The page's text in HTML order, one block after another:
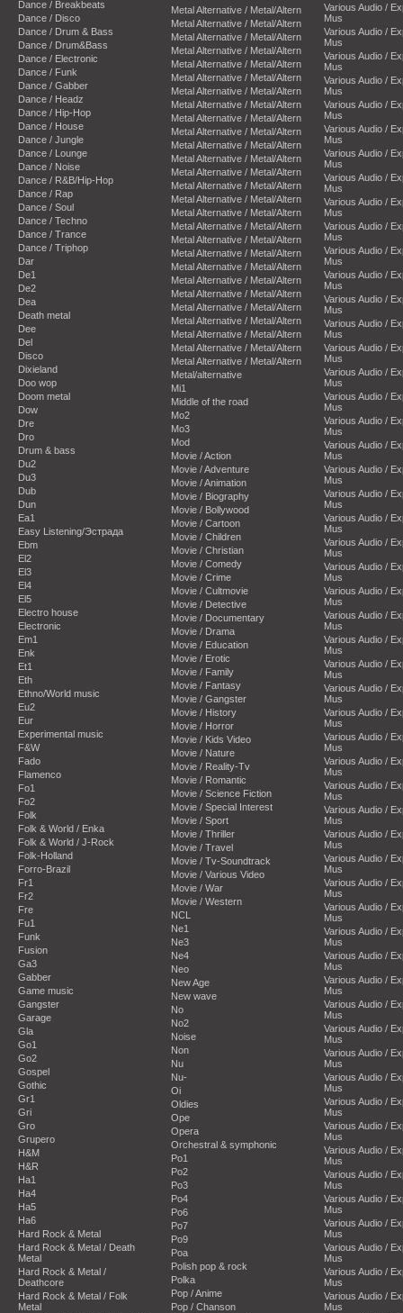
Dance / Breakbeats
Dance / Disco
Dance / Drum & Bass
Dance / Drum&Bass
Dance / Electronic
Dance / Funk
Dance / Gabber
Dance / Headz
Dance / Hip-Hop
Dance / House
Dance / Jungle
Dance / Lounge
Dance / Noise
Dance / R&B/Hip-Hop
Dance / Rap
Dance / Soul
Dance / Techno
Dance / Trance
Dance / Triphop
Dar
De1
De2
Dea
Death metal
Dee
Del
Disco
Dixieland
Doo wop
Doom metal
Dow
Dre
Dro
Drum & bass
Du2
Du3
Dub
Dun
Ea1
Easy Listening/Эстрада
Ebm
El2
El3
El4
El5
Electro house
Electronic
Em1
Enk
Et1
Eth
Ethno/World music
Eu2
Eur
Experimental music
F&W
Fado
Flamenco
Fo1
Fo2
Folk
Folk & World / Enka
Folk & World / J-Rock
Folk-Holland
Forro-Brazil
Fr1
Fr2
Fre
Fu1
Funk
Fusion
Ga3
Gabber
Game music
Gangster
Garage
Gla
Go1
Go2
Gospel
Gothic
Gr1
Gri
Gro
Grupero
H&M
H&R
Ha1
Ha4
Ha5
Ha6
Hard Rock & Metal
Hard Rock & Metal / Death
Metal
Hard Rock & Metal /
Deathcore
Hard Rock & Metal / Folk
Metal
Metal Alternative / Metal/Altern
Metal Alternative / Metal/Altern
Metal Alternative / Metal/Altern
Metal Alternative / Metal/Altern
Metal Alternative / Metal/Altern
Metal Alternative / Metal/Altern
Metal Alternative / Metal/Altern
Metal Alternative / Metal/Altern
Metal Alternative / Metal/Altern
Metal Alternative / Metal/Altern
Metal Alternative / Metal/Altern
Metal Alternative / Metal/Altern
Metal Alternative / Metal/Altern
Metal Alternative / Metal/Altern
Metal Alternative / Metal/Altern
Metal Alternative / Metal/Altern
Metal Alternative / Metal/Altern
Metal Alternative / Metal/Altern
Metal Alternative / Metal/Altern
Metal Alternative / Metal/Altern
Metal Alternative / Metal/Altern
Metal Alternative / Metal/Altern
Metal Alternative / Metal/Altern
Metal Alternative / Metal/Altern
Metal Alternative / Metal/Altern
Metal Alternative / Metal/Altern
Metal Alternative / Metal/Altern
Metal/alternative
Mi1
Middle of the road
Mo2
Mo3
Mod
Movie / Action
Movie / Adventure
Movie / Animation
Movie / Biography
Movie / Bollywood
Movie / Cartoon
Movie / Children
Movie / Christian
Movie / Comedy
Movie / Crime
Movie / Cultmovie
Movie / Detective
Movie / Documentary
Movie / Drama
Movie / Education
Movie / Erotic
Movie / Family
Movie / Fantasy
Movie / Gangster
Movie / History
Movie / Horror
Movie / Kids Video
Movie / Nature
Movie / Reality-Tv
Movie / Romantic
Movie / Science Fiction
Movie / Special Interest
Movie / Sport
Movie / Thriller
Movie / Travel
Movie / Tv-Soundtrack
Movie / Various Video
Movie / War
Movie / Western
NCL
Ne1
Ne3
Ne4
Neo
New Age
New wave
No
No2
Noise
Non
Nu
Nu-
Oi
Oldies
Ope
Opera
Orchestral & symphonic
Po1
Po2
Po3
Po4
Po6
Po7
Po9
Poa
Polish pop & rock
Polka
Pop / Anime
Pop / Chanson
Various Audio /
Mus
Various Audio /
Mus
Various Audio /
Mus
Various Audio /
Mus
Various Audio /
Mus
Various Audio /
Mus
Various Audio /
Mus
Various Audio /
Mus
Various Audio /
Mus
Various Audio /
Mus
Various Audio /
Mus
Various Audio /
Mus
Various Audio /
Mus
Various Audio /
Mus
Various Audio /
Mus
Various Audio /
Mus
Various Audio /
Mus
Various Audio /
Mus
Various Audio /
Mus
Various Audio /
Mus
Various Audio /
Mus
Various Audio /
Mus
Various Audio /
Mus
Various Audio /
Mus
Various Audio /
Mus
Various Audio /
Mus
Various Audio /
Mus
Various Audio /
Mus
Various Audio /
Mus
Various Audio /
Mus
Various Audio /
Mus
Various Audio /
Mus
Various Audio /
Mus
Various Audio /
Mus
Various Audio /
Mus
Various Audio /
Mus
Various Audio /
Mus
Various Audio /
Mus
Various Audio /
Mus
Various Audio /
Mus
Various Audio /
Mus
Various Audio /
Mus
Various Audio /
Mus
Various Audio /
Mus
Various Audio /
Mus
Various Audio /
Mus
Various Audio /
Mus
Various Audio /
Mus
Various Audio /
Mus
Various Audio /
Mus
Various Audio /
Mus
Various Audio /
Mus
Various Audio /
Mus
Various Audio /
Mus